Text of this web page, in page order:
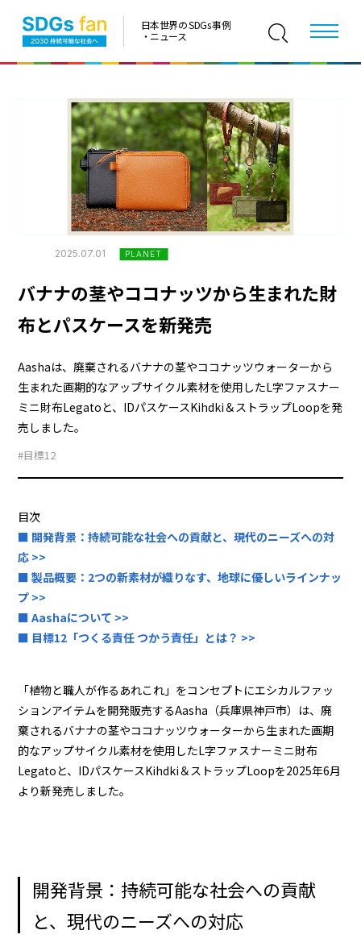
日本世界の SDGs 事例
・ニュース
2025.07.01 PLANET
バナナの茎やココナッツから生まれた財
布とパスケースを新発売
Aashaは、廃棄されるバナナの茎やココナッツウォーターから
生まれた画期的なアップサイクル素材を使用したL字ファスナー
ミニ財布Legatoと、IDパスケースKihdki＆ストラップLoopを発
売しました。
#目標12
目次
■ 開発背景：持続可能な社会への貢献と、現代のニーズへの対
応 >>
■ 製品概要：2つの新素材が織りなす、地球に優しいラインナッ
プ >>
■ Aashaについて >>
■ 目標12「つくる責任 つかう責任」とは？ >>
「植物と職人が作るあれこれ」をコンセプトにエシカルファッ
ションアイテムを開発販売するAasha（兵庫県神戸市）は、廃
棄されるバナナの茎やココナッツウォーターから生まれた画期
的なアップサイクル素材を使用したL字ファスナーミニ財布
Legatoと、IDパスケースKihdki＆ストラップLoopを2025年6月
より新発売しました。
開発背景：持続可能な社会への貢献
と、現代のニーズへの対応